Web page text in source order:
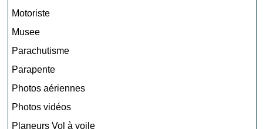
Motoriste
Musee
Parachutisme
Parapente
Photos aériennes
Photos vidéos
Planeurs Vol à voile